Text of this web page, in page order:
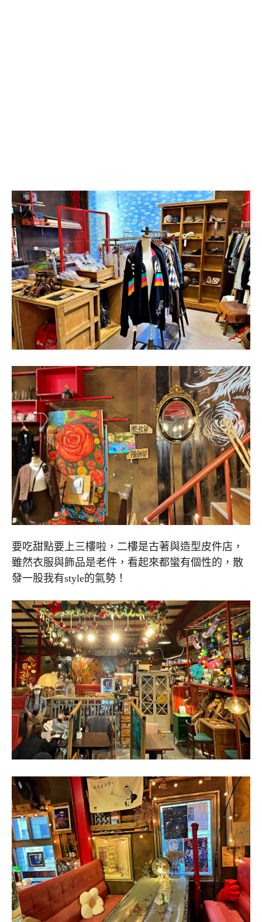
要吃甜點要上三樓啦，二樓是古著與造型皮件店，
雖然衣服與飾品是老件，看起來都蠻有個性的，散
發一股我有style的氣勢！